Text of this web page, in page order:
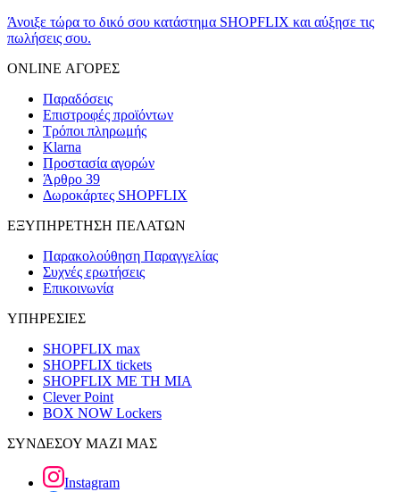
Άνοιξε τώρα το δικό σου κατάστημα SHOPFLIX και αύξησε τις
πωλήσεις σου.
ONLINE ΑΓΟΡΕΣ
Παραδόσεις
Επιστροφές προϊόντων
Τρόποι πληρωμής
Klarna
Προστασία αγορών
Άρθρο 39
Δωροκάρτες SHOPFLIX
ΕΞΥΠΗΡΕΤΗΣΗ ΠΕΛΑΤΩΝ
Παρακολούθηση Παραγγελίας
Συχνές ερωτήσεις
Επικοινωνία
ΥΠΗΡΕΣΙΕΣ
SHOPFLIX max
SHOPFLIX tickets
SHOPFLIX ΜΕ ΤΗ ΜΙΑ
Clever Point
BOX NOW Lockers
ΣΥΝΔΕΣΟΥ ΜΑΖΙ ΜΑΣ
Instagram